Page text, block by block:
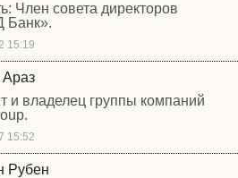
Член совета директоров
Банк».
15:19
Араз
и владелец группы компаний
15:52
Рубен